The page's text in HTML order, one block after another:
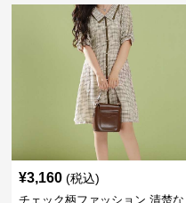
¥3,160 (税込)
チェック柄ファッション 清楚な